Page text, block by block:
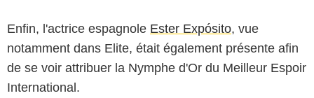
Enfin, l'actrice espagnole Ester Expósito, vue
notamment dans Elite, était également présente afin
de se voir attribuer la Nymphe d'Or du Meilleur Espoir
International.